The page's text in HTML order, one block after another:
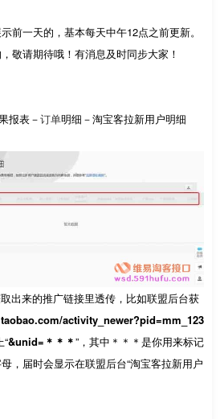
前一天的，基本每天中午12点之前更新。
敬请期待哦！有消息及时同步大家！
报表－订单明细－淘宝客拉新用户明细
出来的推广链接里透传，比如联盟后台获
activity_newer?pid=mm_123
“&unid=＊＊＊”，其中＊＊＊是你用来标记
，届时会显示在联盟后台“淘宝客拉新用户